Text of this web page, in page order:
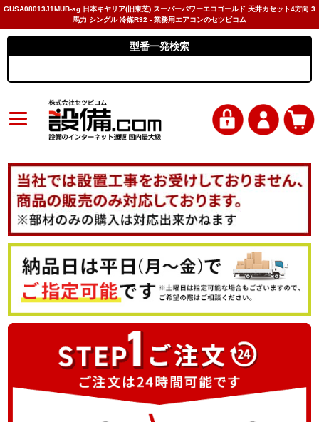
GUSA08013J1MUB-ag 日本キヤリア(旧東芝) スーパーパワーエコゴールド 天井カセット4方向 3
馬力 シングル 冷媒R32 - 業務用エアコンのセツビコム
型番一発検索